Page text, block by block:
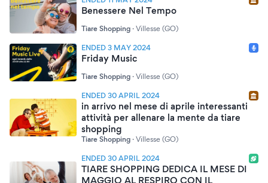
Benessere Nel Tempo
Tiare Shopping · Villesse (GO)
ENDED 3 MAY 2024
Friday Music
Tiare Shopping · Villesse (GO)
ENDED 30 APRIL 2024
in arrivo nel mese di aprile interessanti
attività per allenare la mente da tiare
shopping
Tiare Shopping · Villesse (GO)
ENDED 30 APRIL 2024
TIARE SHOPPING DEDICA IL MESE DI
MAGGIO AL RESPIRO CON IL